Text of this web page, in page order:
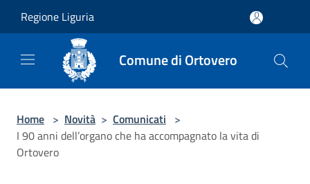
Regione Liguria
Comune di Ortovero
Home > Novità > Comunicati >
I 90 anni dell’organo che ha accompagnato la vita di
Ortovero